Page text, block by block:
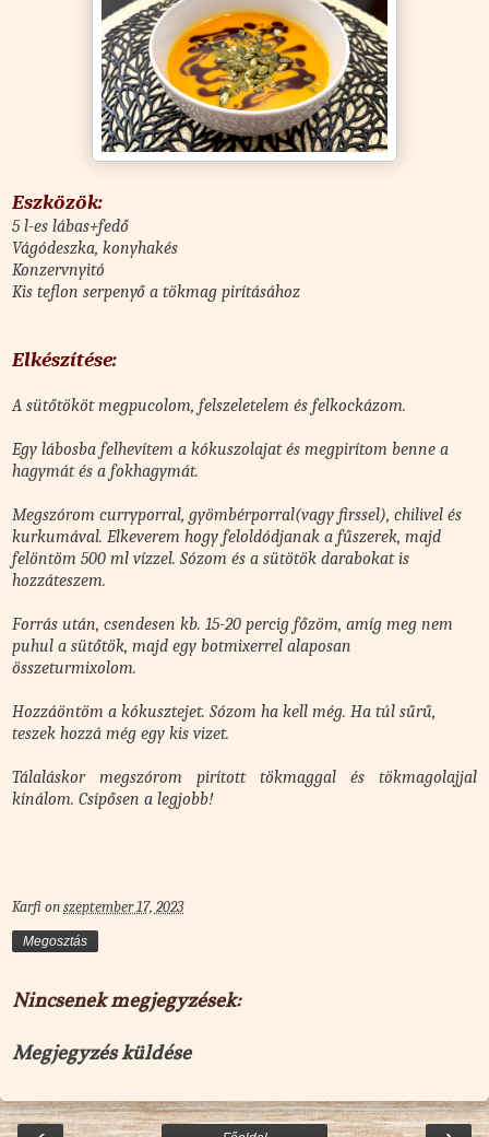
Eszközök:
5 l-es lábas+fedő
Vágódeszka, konyhakés
Konzervnyitó
Kis teflon serpenyő a tökmag pirításához
Elkészítése:
A sütőtököt megpucolom, felszeletelem és felkockázom.
Egy lábosba felhevítem a kókuszolajat és megpirítom benne a
hagymát és a fokhagymát.
Megszórom curryporral, gyömbérporral(vagy firssel), chilivel és
kurkumával. Elkeverem hogy feloldódjanak a fűszerek, majd
felöntöm 500 ml vízzel. Sózom és a sütötök darabokat is
hozzáteszem.
Forrás után, csendesen kb. 15-20 percig főzöm, amíg meg nem
puhul a sütőtök, majd egy botmixerrel alaposan
összeturmixolom.
Hozzáöntöm a kókusztejet. Sózom ha kell még. Ha túl sűrű,
teszek hozzá még egy kis vizet.
Tálaláskor megszórom pirított tökmaggal és tökmagolajjal
kínálom. Csípősen a legjobb!
Karfi onszeptember 17, 2023
Megosztás
Nincsenek megjegyzések:
Megjegyzés küldése